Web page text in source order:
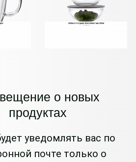
ОПТОВАЯ ПРОДАЖА СТЕКЛЯННЫХ ЧАШ ОПТОМ
о новых
продуктах
уведомлять вас по
почте только о